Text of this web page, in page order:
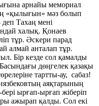
арнайы мемориал
«қылығын» мәз болып
деп Тахаң мені
халық. Қонаев
тұр. Әскери парад
алмай анталап тұр.
Бір кезде сол қамалды
дөңгелек қазақы
тартты-ау, сабаз!
аяқтарының
ырғап-ырғап жіберіп
ажырап қалды. Сол екі